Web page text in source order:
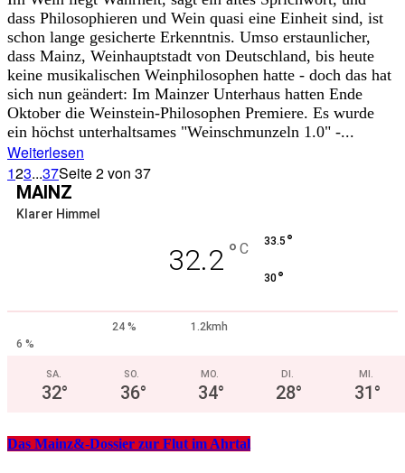
dass Philosophieren und Wein quasi eine Einheit sind, ist
schon lange gesicherte Erkenntnis. Umso erstaunlicher,
dass Mainz, Weinhauptstadt von Deutschland, bis heute
keine musikalischen Weinphilosophen hatte - doch das hat
sich nun geändert: Im Mainzer Unterhaus hatten Ende
Oktober die Weinstein-Philosophen Premiere. Es wurde
ein höchst unterhaltsames "Weinschmunzeln 1.0" -...
Weiterlesen
123...37Seite 2 von 37
MAINZ
Klarer Himmel
32.2 ° C 33.5 °
30°
24 %
1.2kmh
6 %
SA.
32°
SO.
36°
MO.
34°
DI.
28°
MI.
31°
Das Mainz&-Dossier zur Flut im Ahrtal